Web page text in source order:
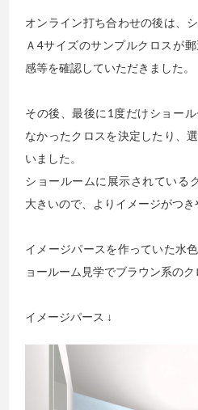
オンライン打ち合わせの後は、
Ａ4サイズのサンプルクロスが
感等を確認していただきました。
その後、最後に1度だけショー
なかったクロスを決定したり、
いました。
ショールームに展示されている
大きいので、よりイメージがつき
イメージパースを作っていた水
ョールーム見学でブラウン系の
イメージパース ↓